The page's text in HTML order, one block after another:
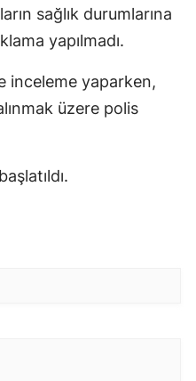
sağlık durumlarına
yapılmadı.
inceleme yaparken,
üzere polis